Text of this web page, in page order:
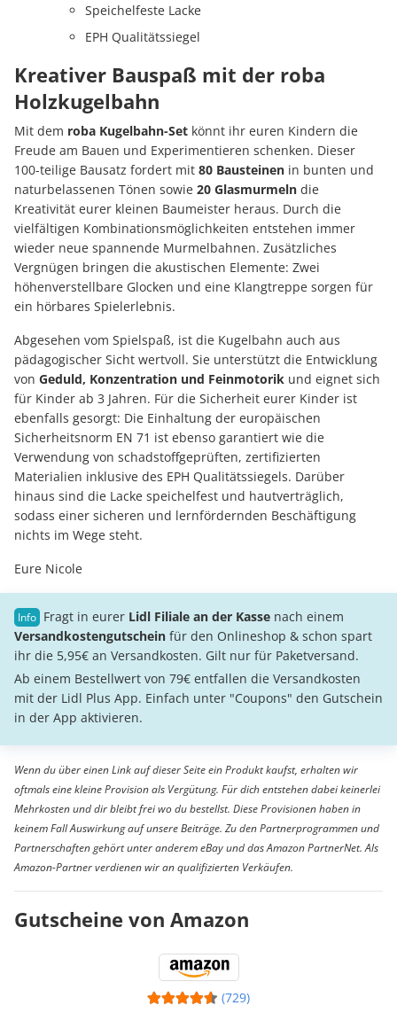
Speichelfeste Lacke
EPH Qualitätssiegel
Kreativer Bauspaß mit der roba
Holzkugelbahn
Mit dem roba Kugelbahn-Set könnt ihr euren Kindern die
Freude am Bauen und Experimentieren schenken. Dieser
100-teilige Bausatz fordert mit 80 Bausteinen in bunten und
naturbelassenen Tönen sowie 20 Glasmurmeln die
Kreativität eurer kleinen Baumeister heraus. Durch die
vielfältigen Kombinationsmöglichkeiten entstehen immer
wieder neue spannende Murmelbahnen. Zusätzliches
Vergnügen bringen die akustischen Elemente: Zwei
höhenverstellbare Glocken und eine Klangtreppe sorgen für
ein hörbares Spielerlebnis.
Abgesehen vom Spielspaß, ist die Kugelbahn auch aus
pädagogischer Sicht wertvoll. Sie unterstützt die Entwicklung
von Geduld, Konzentration und Feinmotorik und eignet sich
für Kinder ab 3 Jahren. Für die Sicherheit eurer Kinder ist
ebenfalls gesorgt: Die Einhaltung der europäischen
Sicherheitsnorm EN 71 ist ebenso garantiert wie die
Verwendung von schadstoffgeprüften, zertifizierten
Materialien inklusive des EPH Qualitätssiegels. Darüber
hinaus sind die Lacke speichelfest und hautverträglich,
sodass einer sicheren und lernfördernden Beschäftigung
nichts im Wege steht.
Eure Nicole
Fragt in eurer Lidl Filiale an der Kasse nach einem
Versandkostengutschein für den Onlineshop & schon spart
ihr die 5,95€ an Versandkosten. Gilt nur für Paketversand.
Ab einem Bestellwert von 79€ entfallen die Versandkosten
mit der Lidl Plus App. Einfach unter "Coupons" den Gutschein
in der App aktivieren.
Wenn du über einen Link auf dieser Seite ein Produkt kaufst, erhalten wir
oftmals eine kleine Provision als Vergütung. Für dich entstehen dabei keinerlei
Mehrkosten und dir bleibt frei wo du bestellst. Diese Provisionen haben in
keinem Fall Auswirkung auf unsere Beiträge. Zu den Partnerprogrammen und
Partnerschaften gehört unter anderem eBay und das Amazon PartnerNet. Als
Amazon-Partner verdienen wir an qualifizierten Verkäufen.
Gutscheine von Amazon
(729)